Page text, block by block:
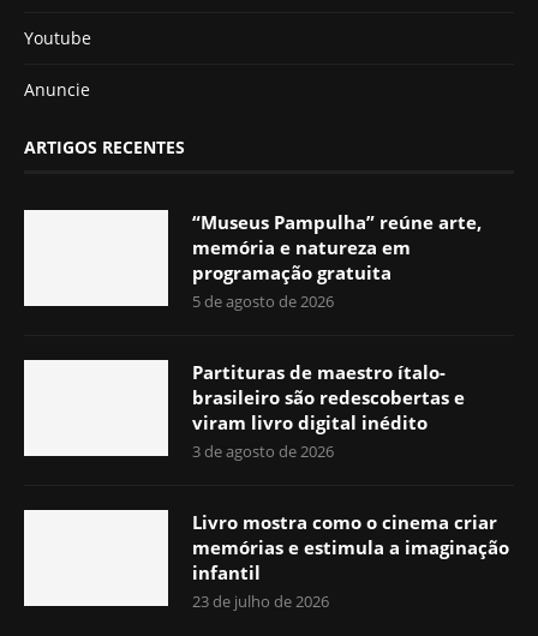
Youtube
Anuncie
ARTIGOS RECENTES
“Museus Pampulha” reúne arte,
memória e natureza em
programação gratuita
5 de agosto de 2026
Partituras de maestro ítalo-
brasileiro são redescobertas e
viram livro digital inédito
3 de agosto de 2026
Livro mostra como o cinema criar
memórias e estimula a imaginação
infantil
23 de julho de 2026